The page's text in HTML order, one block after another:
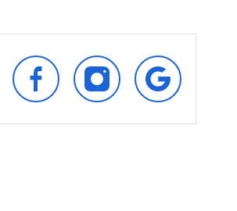
SUIVEZ‑NOUS
SUR
FACEBOOK
SUIVEZ‑NOUS
SUR
INSTAGRAM
SUR
GOOGLE